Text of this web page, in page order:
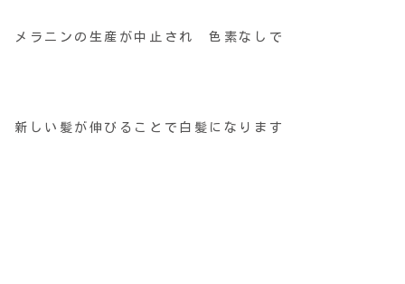
メラニンの生産が中止され 色素なしで
新しい髪が伸びることで白髪になります